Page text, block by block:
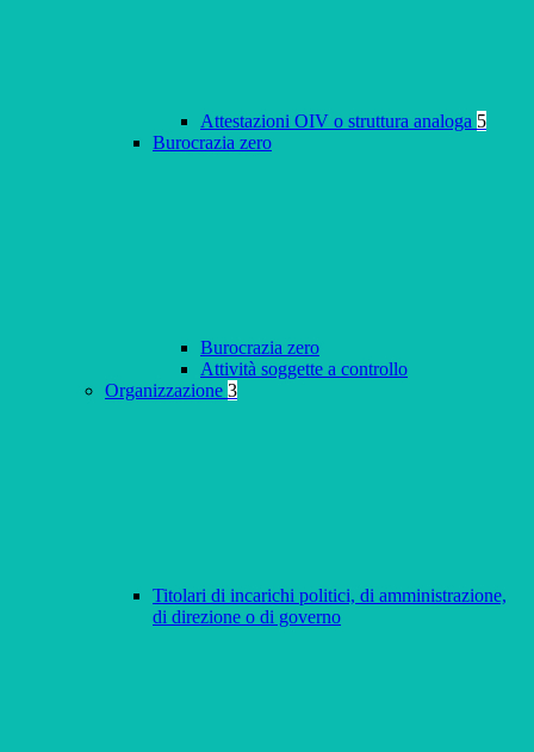
Attestazioni OIV o struttura analoga 5
Burocrazia zero
Burocrazia zero
Attività soggette a controllo
Organizzazione 3
Titolari di incarichi politici, di amministrazione,
di direzione o di governo